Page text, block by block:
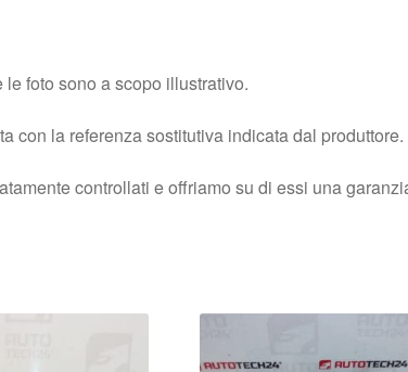
foto sono a scopo illustrativo.
con la referenza sostitutiva indicata dal produttore.
controllati e offriamo su di essi una